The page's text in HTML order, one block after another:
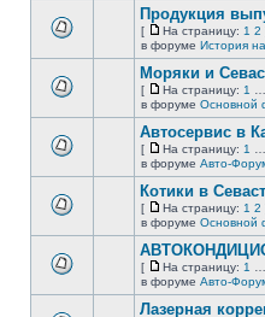
непрочитанных
сообщений.
непрочитанных
сообщений.
этой
непрочитанных
Продукция
[
На
страницу
На страницу: 1 2
в форуме История
этой
непрочитанных
сообщений.
Моряки и
[
На
страницу
На страницу: 1
в форуме Основной
этой
непрочитанных
Автосервис в
[
На
страницу
На страницу: 1
в форуме Авто-
этой
непрочитанных
сообщений.
Котики в
[
На
страницу
На страницу: 1 2
в форуме Основной
этой
[
На
страницу
На страницу: 1
в форуме Авто-
Лазерная